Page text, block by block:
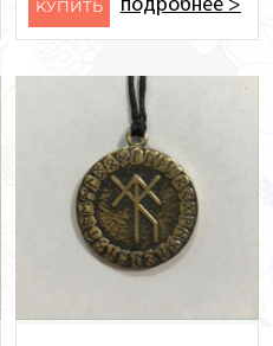
KУПИТЬ подробнее >